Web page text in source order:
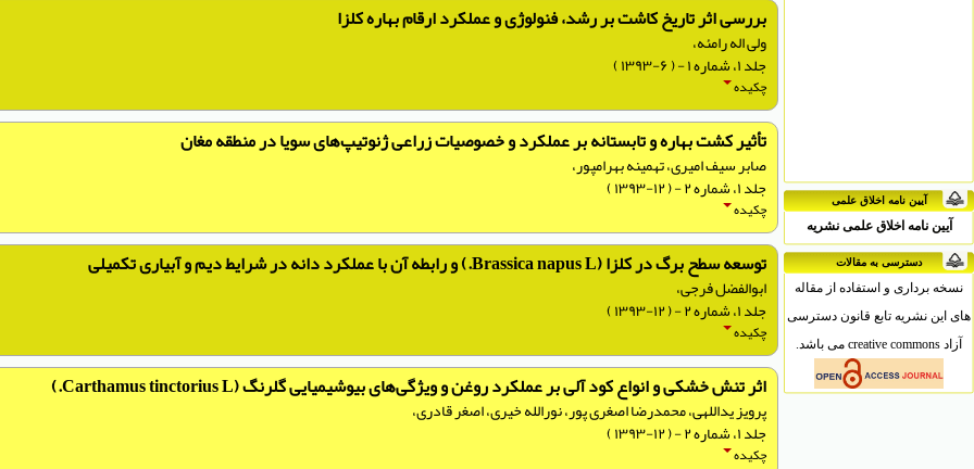
آیین نامه اخلاق علمی
آیین نامه اخلاق علمی نشریه
دسترسی به مقالات
نسخه برداری و استفاده از مقاله
های این نشریه تابع قانون دسترسی
آزاد creative commons می باشد.
بررسی اثر تاریخ کاشت بر رشد، فنولوژی و عملکرد ارقام بهاره کلزا
ولی اله رامئه،
جلد ۱، شماره ۱ - ( ۶-۱۳۹۳ )
چکیده
تأثیر کشت بهاره و تابستانه بر عملکرد و خصوصیات زراعی ژنوتیپ‌های سویا در منطقه مغان
صابر سیف امیری، تهمینه بهرامپور،
جلد ۱، شماره ۲ - ( ۱۲-۱۳۹۳ )
چکیده
توسعه سطح برگ در کلزا (Brassica napus L.) و رابطه آن با عملکرد دانه در شرایط دیم و آبیاری تکمیلی
ابوالفضل فرجی،
جلد ۱، شماره ۲ - ( ۱۲-۱۳۹۳ )
چکیده
اثر تنش خشکی و انواع کود آلی بر عملکرد روغن و ویژگی‌های بیوشیمیایی گلرنگ (Carthamus tinctorius L.)
پرویز یداللهی، محمدرضا اصغری پور، نورالله خیری، اصغر قادری،
جلد ۱، شماره ۲ - ( ۱۲-۱۳۹۳ )
چکیده